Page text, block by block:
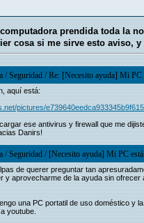
prendida toda la
cosa si me sirve esto aviso,
/Seguridad/Re: [Necesito ayuda] Mi PC
aquí está:
pictures/
ese antivirus y firewall que me
Danirs!
/Seguridad/ [Necesito ayuda] Mi PC
de querer preguntar tan
y aprovecharme de la ayuda sin
una PC portatil de uso doméstico y
youtube.